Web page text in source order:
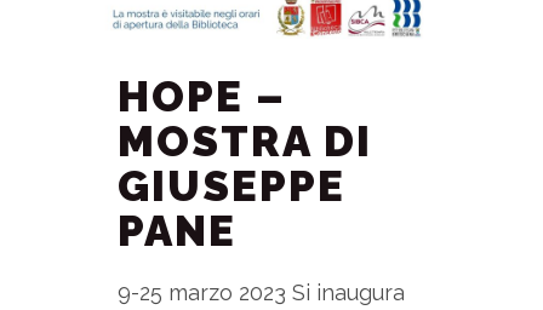
HOPE –
MOSTRA DI
GIUSEPPE
PANE
9-25 marzo 2023 Si inaugura